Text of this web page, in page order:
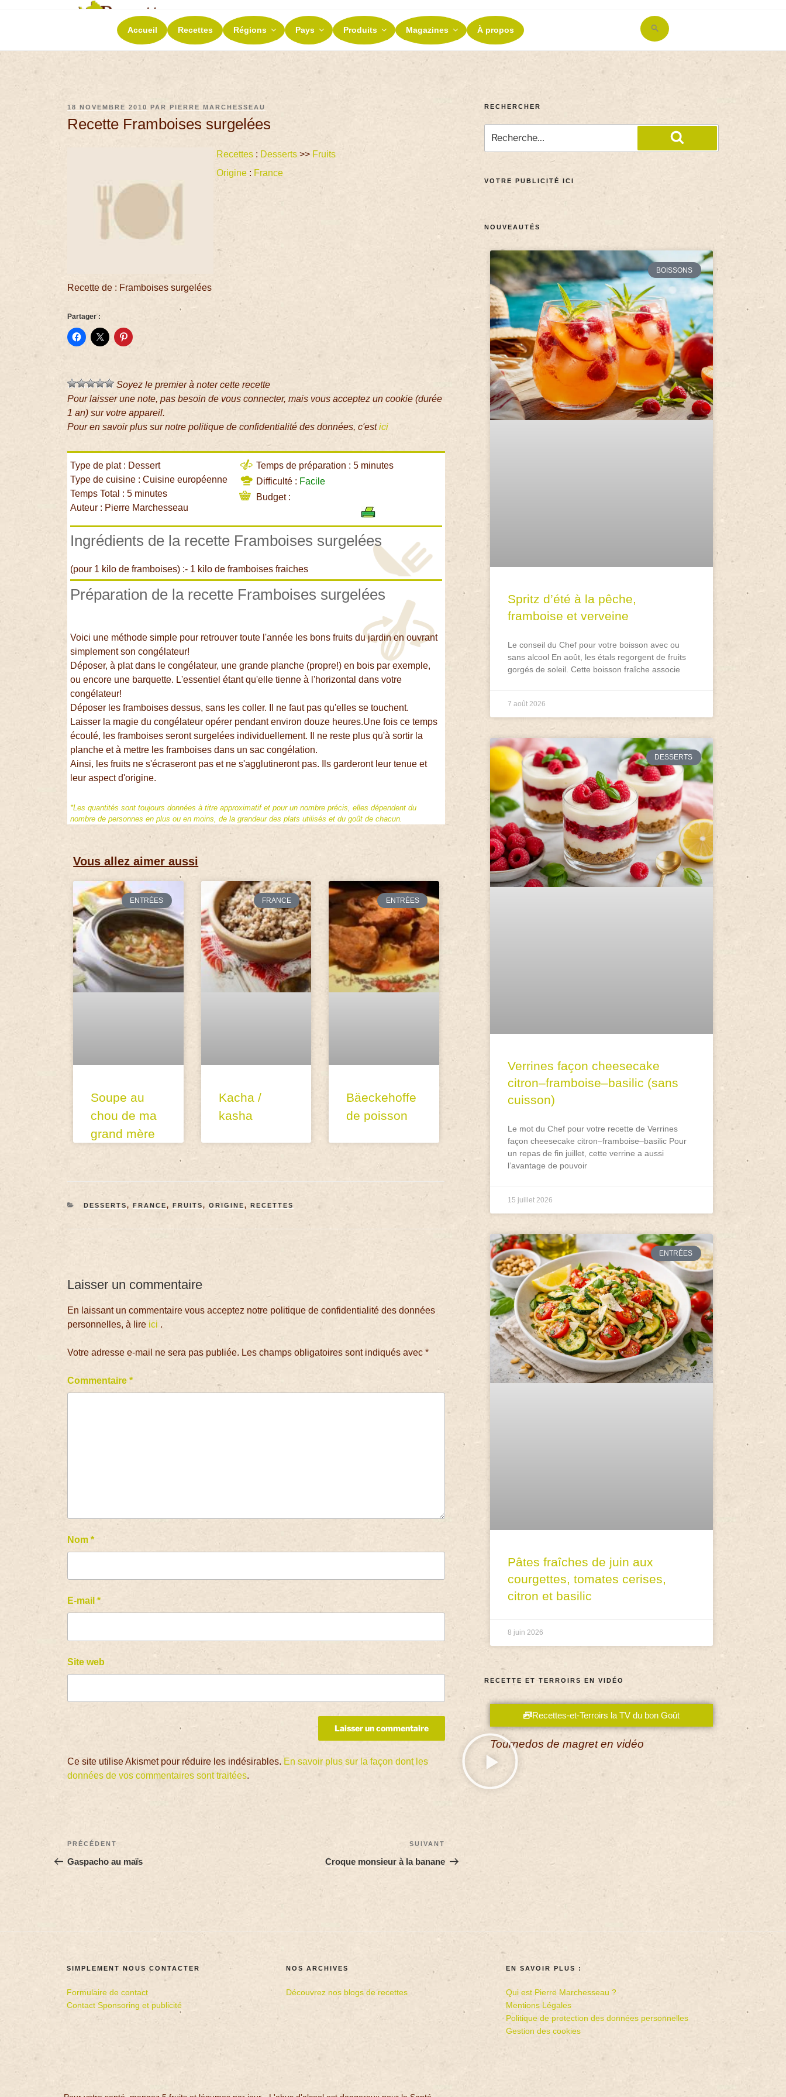
RECETTES ET TERROIRS
La richesse de nos terroirs
Accueil Recettes Régions Pays Produits Magazines À propos
Search
for:
18 NOVEMBRE 2010 PARPIERRE MARCHESSEAU
Recette Framboises surgelées
Recettes : Desserts >> Fruits
Origine : France
Recette de : Framboises surgelées
Partager :
Soyez le premier à noter cette recette
Pour laisser une note, pas besoin de vous connecter, mais vous acceptez un cookie (durée
1 an) sur votre appareil.
Pour en savoir plus sur notre politique de confidentialité des données, c'estici
Type de plat : Dessert
Type de cuisine : Cuisine européenne
Temps Total : 5 minutes
Auteur : Pierre Marchesseau
Temps de préparation : 5 minutes
Difficulté : Facile
Budget :
Ingrédients de la recette Framboises surgelées
(pour 1 kilo de framboises) :- 1 kilo de framboises fraiches
Préparation de la recette Framboises surgelées
Voici une méthode simple pour retrouver toute l'année les bons fruits du jardin en ouvrant
simplement son congélateur!
Déposer, à plat dans le congélateur, une grande planche (propre!) en bois par exemple,
ou encore une barquette. L'essentiel étant qu'elle tienne à l'horizontal dans votre
congélateur!
Déposer les framboises dessus, sans les coller. Il ne faut pas qu'elles se touchent.
Laisser la magie du congélateur opérer pendant environ douze heures.Une fois ce temps
écoulé, les framboises seront surgelées individuellement. Il ne reste plus qu'à sortir la
planche et à mettre les framboises dans un sac congélation.
Ainsi, les fruits ne s'écraseront pas et ne s'agglutineront pas. Ils garderont leur tenue et
leur aspect d'origine.
*Les quantités sont toujours données à titre approximatif et pour un nombre précis, elles dépendent du
nombre de personnes en plus ou en moins, de la grandeur des plats utilisés et du goût de chacun.
Vous allez aimer aussi
ENTRÉES
Soupe au
chou de ma
grand mère
FRANCE
Kacha /
kasha
ENTRÉES
Bäeckehoffe
de poisson
DESSERTS, FRANCE, FRUITS, ORIGINE, RECETTES
Laisser un commentaire
En laissant un commentaire vous acceptez notre politique de confidentialité des données
personnelles, à lire ici .
Votre adresse e-mail ne sera pas publiée. Les champs obligatoires sont indiqués avec*
Commentaire*
Nom*
E-mail*
Site web
Ce site utilise Akismet pour réduire les indésirables. En savoir plus sur la façon dont les
données de vos commentaires sont traitées.
PRÉCÉDENT
Gaspacho au maïs
SUIVANT
Croque monsieur à la banane
RECHERCHER
VOTRE PUBLICITÉ ICI
NOUVEAUTÉS
BOISSONS
Spritz d’été à la pêche,
framboise et verveine
Le conseil du Chef pour votre boisson avec ou
sans alcool En août, les étals regorgent de fruits
gorgés de soleil. Cette boisson fraîche associe
7 août 2026
DESSERTS
Verrines façon cheesecake
citron–framboise–basilic (sans
cuisson)
Le mot du Chef pour votre recette de Verrines
façon cheesecake citron–framboise–basilic Pour
un repas de fin juillet, cette verrine a aussi
l’avantage de pouvoir
15 juillet 2026
ENTRÉES
Pâtes fraîches de juin aux
courgettes, tomates cerises,
citron et basilic
8 juin 2026
RECETTE ET TERROIRS EN VIDÉO
Recettes-et-Terroirs la TV du bon Goût
Tournedos de magret en vidéo
SIMPLEMENT NOUS CONTACTER
Formulaire de contact
Contact Sponsoring et publicité
NOS ARCHIVES
Découvrez nos blogs de recettes
EN SAVOIR PLUS :
Qui est Pierre Marchesseau ?
Mentions Légales
Politique de protection des données personnelles
Gestion des cookies